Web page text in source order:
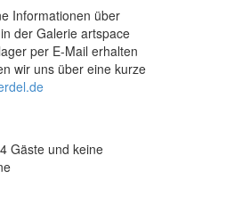
Informationen über
der Galerie artspace
per E-Mail erhalten
wir uns über eine kurze
Gäste und keine